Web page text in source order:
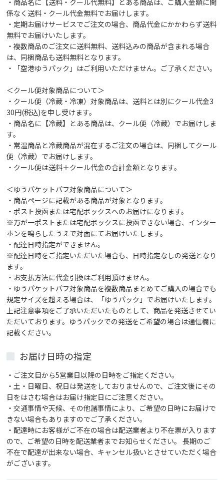
係なく送料・クール代金無料でお届けします。
・定期お届けサービスでご注文の場合、商品代金にかかわらず送料
無料でお届けいたします。
・複数商品のご注文に送料無料、送料込みの商品が含まれる場合
は、同梱商品も送料無料となります。
・「空港ゆうパック」はご利用いただけません。ご了承ください。
＜クール便対象商品について＞
・クール便（冷蔵・冷凍）対象商品は、送料とは別にクール代金3
30円(税込)を申し受けます。
・商品名に【冷蔵】とある商品は、クール便（冷蔵）でお届けしま
す。
・常温商品と冷蔵商品が混在するご注文の場合は、同梱してクール
便（冷蔵）でお届けします。
・クール便は送料＋クール代金の合計金額となります。
＜ゆうパケットパフ対象商品について＞
・商品ページに記載がある商品が対象となります。
・ポスト投函または宅配ボックスへのお届けになります。
※万が一ポストまたは宅配ボックスに投函できない場合、インター
ホンを鳴らしたうえで対面にてお届けいたします。
・配達日時指定ができません。
※配達日時をご指定いただいた場合も、日時指定なしの発送となり
ます。
・お支払方法に代金引換はご利用頂けません。
・ゆうパケットパフ対象商品を複数商品まとめてご購入の場合でも
規定サイズを超える場合は、「ゆうパック」でお届けいたします。
上記注意事項をご了承いただいたものとして、商品を発送させてい
ただいております。ゆうパックでの発送をご希望の場合は通信欄に
記載ください。
お届け日時の指定
・ご注文目から5営業日以降の日時をご指定ください。
・土・日曜日、祝日は発送をしておりませんので、ご注文後にその
日をはさむ場合はお届け指定日にご注意ください。
・交通事情や天候、その他諸事情により、ご希望の日時にお届けで
きない場合もありますのでご了承ください。
・配達時にお客様がご不在の場合は配送業者より不在票が入ります
ので、ご希望の日時を配送業者までお知らせください。 長期のご
不在で配達が出来ない場合、キャンセル扱いとさせていただく場合
がございます。